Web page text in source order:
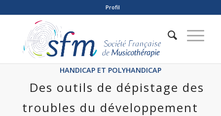
Profil
HANDICAP ET POLYHANDICAP
Des outils de dépistage des
troubles du développement